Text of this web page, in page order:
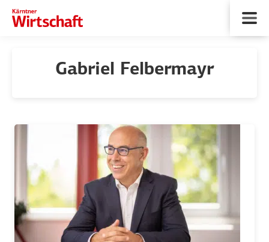
Gabriel Felbermayr